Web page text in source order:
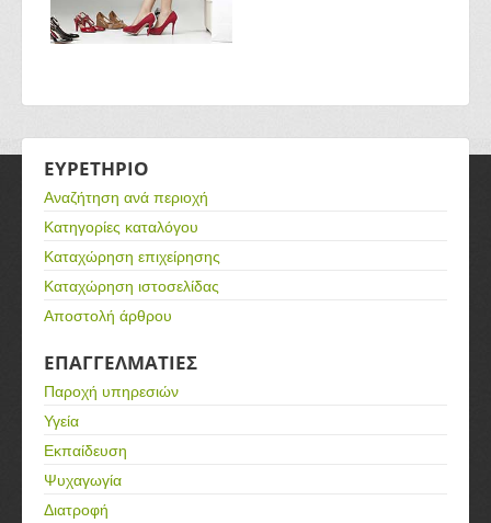
ΕΥΡΕΤΗΡΙΟ
Αναζήτηση ανά περιοχή
Κατηγορίες καταλόγου
Καταχώρηση επιχείρησης
Καταχώρηση ιστοσελίδας
Αποστολή άρθρου
ΕΠΑΓΓΕΛΜΑΤΙΕΣ
Παροχή υπηρεσιών
Υγεία
Εκπαίδευση
Ψυχαγωγία
Διατροφή